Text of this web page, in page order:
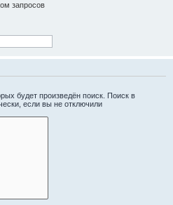
запросов
будет произведён поиск. Поиск в
если вы не отключили